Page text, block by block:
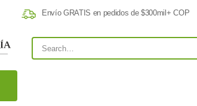
Envío GRATIS en pedidos de $300mil+ COP